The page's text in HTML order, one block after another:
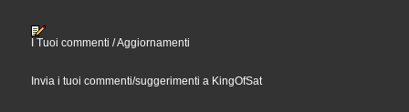
I Tuoi commenti / Aggiornamenti
Invia i tuoi commenti/suggerimenti a KingOfSat